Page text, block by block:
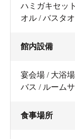
ハミガキセッ
オル / バスタ
館内設備
宴会場 / 大浴
バス / ルーム
食事場所